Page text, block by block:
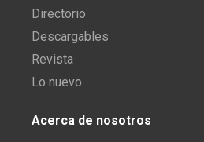
Directorio
Descargables
Revista
Lo nuevo
Acerca de nosotros